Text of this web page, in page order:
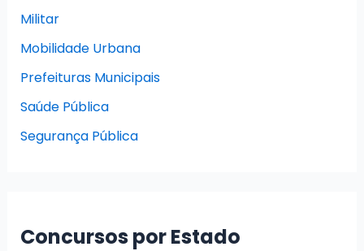
Militar
Mobilidade Urbana
Prefeituras Municipais
Saúde Pública
Segurança Pública
Concursos por Estado